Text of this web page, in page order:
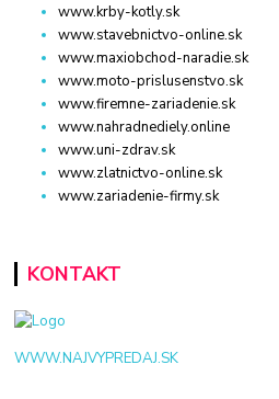
www.krby-kotly.sk
www.stavebnictvo-online.sk
www.maxiobchod-naradie.sk
www.moto-prislusenstvo.sk
www.firemne-zariadenie.sk
www.nahradnediely.online
www.uni-zdrav.sk
www.zlatnictvo-online.sk
www.zariadenie-firmy.sk
KONTAKT
WWW.NAJVYPREDAJ.SK